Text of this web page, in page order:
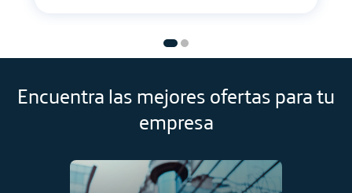
Encuentra las mejores ofertas para tu
empresa